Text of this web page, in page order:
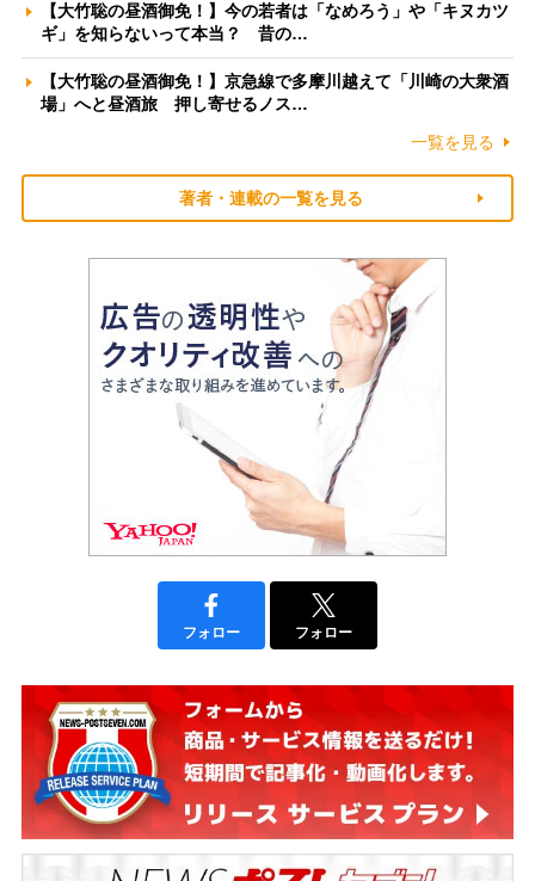
【大竹聡の昼酒御免！】今の若者は「なめろう」や「キヌカツ
ギ」を知らないって本当？ 昔の…
【大竹聡の昼酒御免！】京急線で多摩川越えて「川崎の大衆酒
場」へと昼酒旅 押し寄せるノス…
一覧を見る
著者・連載の一覧を見る
フォロー フォロー